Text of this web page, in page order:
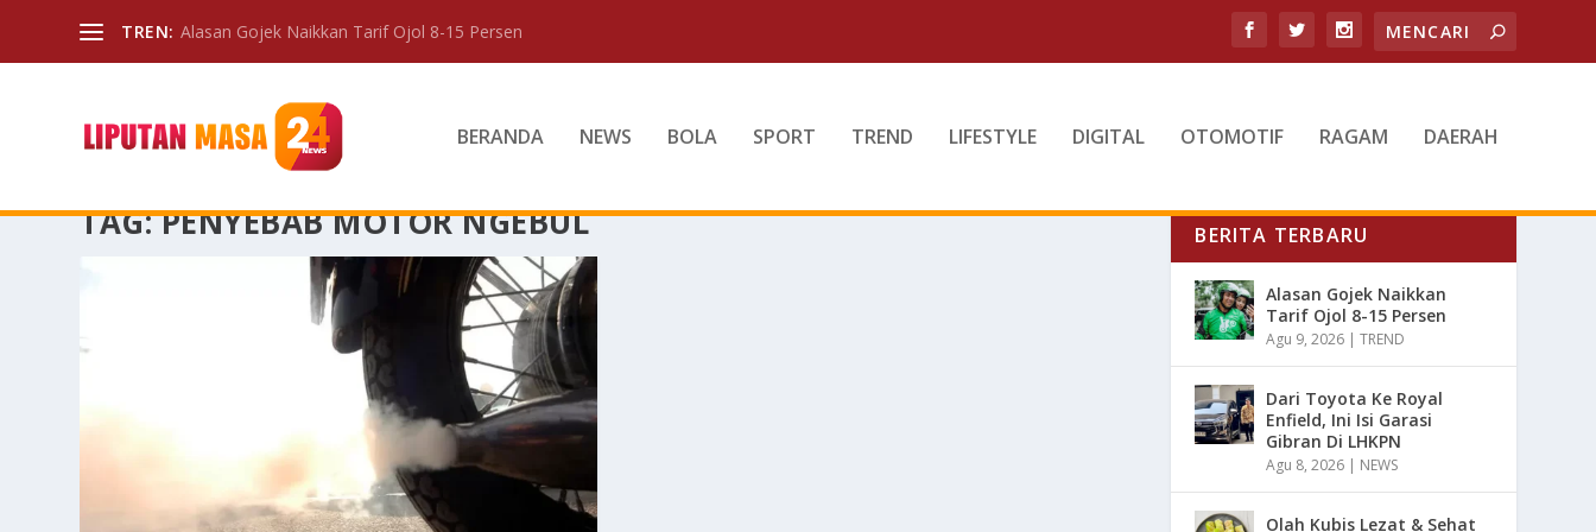
TREN: Alasan Gojek Naikkan Tarif Ojol 8-15 Persen
BERANDA NEWS BOLA SPORT TREND LIFESTYLE DIGITAL OTOMOTIF RAGAM DAERAH
TAG:PENYEBAB MOTOR NGEBUL BERITA TERBARU
Alasan Gojek Naikkan
Tarif Ojol 8-15 Persen
Agu 9, 2026 |TREND
Dari Toyota Ke Royal
Enfield, Ini Isi Garasi
Gibran Di LHKPN
Agu 8, 2026 | NEWS
Olah Kubis Lezat & Sehat